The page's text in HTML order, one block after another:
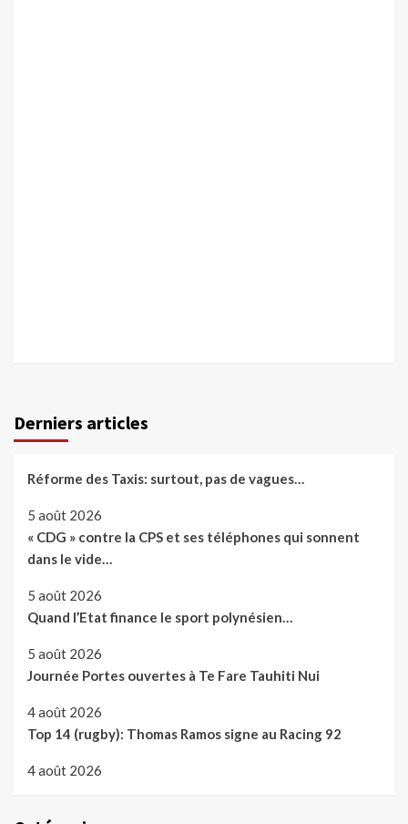
Derniers articles
Réforme des Taxis: surtout, pas de vagues…
5 août 2026
« CDG » contre la CPS et ses téléphones qui sonnent
dans le vide…
5 août 2026
Quand l’Etat finance le sport polynésien…
5 août 2026
Journée Portes ouvertes à Te Fare Tauhiti Nui
4 août 2026
Top 14 (rugby): Thomas Ramos signe au Racing 92
4 août 2026